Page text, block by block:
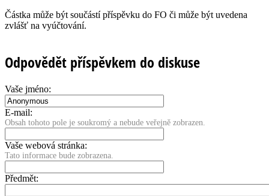
Částka může být součástí příspěvku do FO či může být uvedena
zvlášť na vyúčtování.
Odpovědět příspěvkem do diskuse
Vaše jméno:
E-mail:
Obsah tohoto pole je soukromý a nebude veřejně zobrazen.
Vaše webová stránka:
Tato informace bude zobrazena.
Předmět: